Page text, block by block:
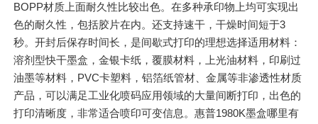
BOPP材质上面耐久性比较出色。在多种承印物上均可实现出
色的耐久性，包括胶片在内。还支持速干，干燥时间短于3
秒。开封后保存时间长，是间歇式打印的理想选择适用材料：
溶剂型快干墨盒，金银卡纸，覆膜材料，上光油材料，印刷过
油墨等材料，PVC卡塑料，铝箔纸管材、金属等非渗透性材质
产品，可以满足工业化喷码应用领域的大量间断打印，出色的
打印清晰度，非常适合喷印可变信息。惠普1980K墨盒哪里有